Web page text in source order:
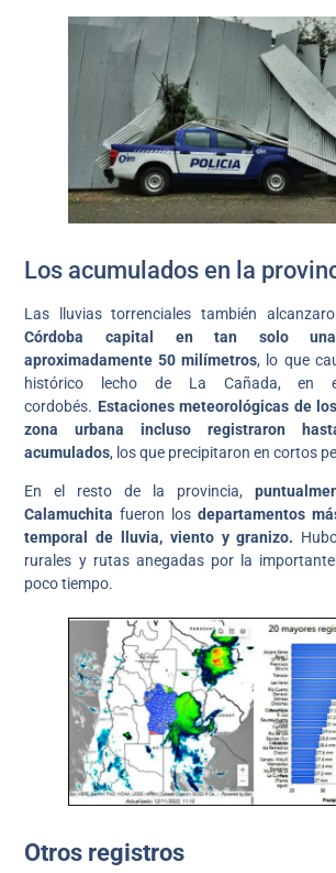
Los acumulados en la
Las lluvias torrenciales también
Córdoba capital en tan solo
aproximadamente 50 milímetros, lo que
histórico lecho de La Cañada, en
cordobés. Estaciones meteorológicas de
zona urbana incluso registraron
acumulados, los que precipitaron en cortos
En el resto de la provincia,
Calamuchita fueron losdepartamentos
temporal de lluvia, viento y granizo.
rurales y rutas anegadas por la
poco tiempo.
Otros registros